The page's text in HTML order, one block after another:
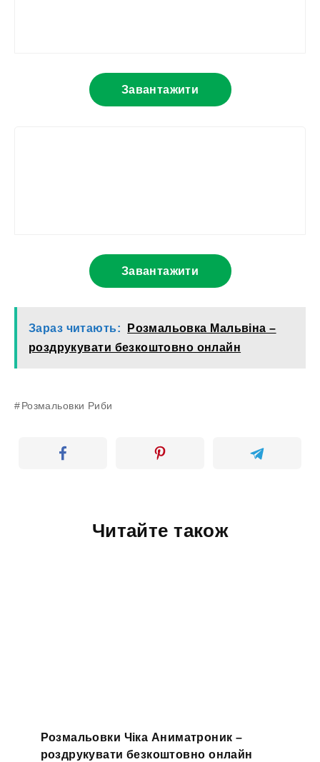
Завантажити
Завантажити
Зараз читають:
Розмальовка Мальвіна –
роздрукувати безкоштовно онлайн
Розмальовки Риби
Читайте також
Розмальовки Чіка Аниматроник –
роздрукувати безкоштовно онлайн